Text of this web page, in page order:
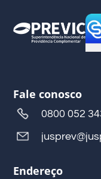
Fale conosco
0800 052
Endereço